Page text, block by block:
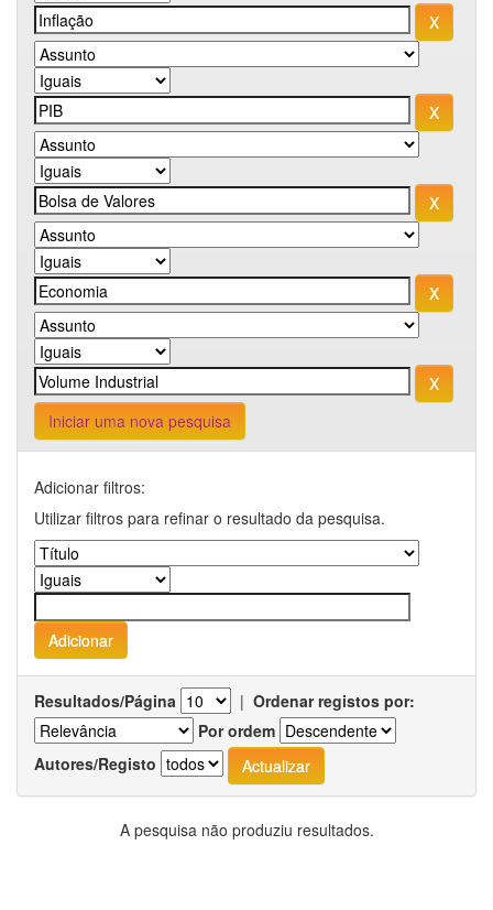
Iniciar uma nova pesquisa
Adicionar filtros:
Utilizar filtros para refinar o resultado da pesquisa.
Resultados/Página | Ordenar registos por:
Por ordem
Autores/Registo
A pesquisa não produziu resultados.